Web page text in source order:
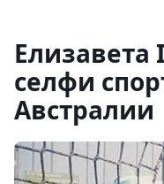
Елизавета
селфи
Австралии